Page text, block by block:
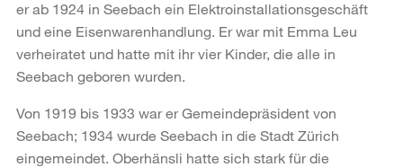
er ab 1924 in Seebach ein Elektroinstallationsgeschäft
und eine Eisenwarenhandlung. Er war mit Emma Leu
verheiratet und hatte mit ihr vier Kinder, die alle in
Seebach geboren wurden.
Von 1919 bis 1933 war er Gemeindepräsident von
Seebach; 1934 wurde Seebach in die Stadt Zürich
eingemeindet. Oberhänsli hatte sich stark für die